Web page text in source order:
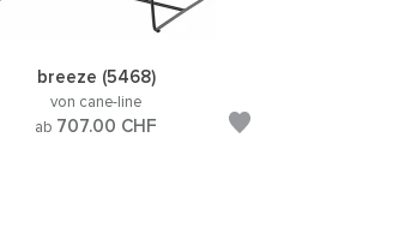
breeze (5468)
von cane-line
ab 707.00 CHF